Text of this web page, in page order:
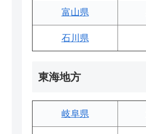
富山県
石川県
東海地方
岐阜県